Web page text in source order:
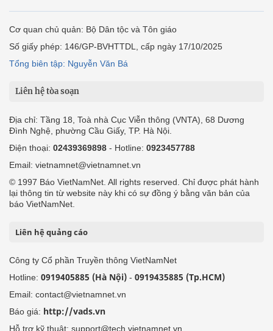
Cơ quan chủ quản: Bộ Dân tộc và Tôn giáo
Số giấy phép: 146/GP-BVHTTDL, cấp ngày 17/10/2025
Tổng biên tập: Nguyễn Văn Bá
Liên hệ tòa soạn
Địa chỉ: Tầng 18, Toà nhà Cục Viễn thông (VNTA), 68 Dương
Đình Nghệ, phường Cầu Giấy, TP. Hà Nội.
Điện thoại: 02439369898 - Hotline: 0923457788
Email: vietnamnet@vietnamnet.vn
© 1997 Báo VietNamNet. All rights reserved. Chỉ được phát hành
lại thông tin từ website này khi có sự đồng ý bằng văn bản của
báo VietNamNet.
Liên hệ quảng cáo
Công ty Cổ phần Truyền thông VietNamNet
Hotline: 0919405885 (Hà Nội) - 0919435885 (Tp.HCM)
Email: contact@vietnamnet.vn
Báo giá: http://vads.vn
Hỗ trợ kỹ thuật: support@tech.vietnamnet.vn